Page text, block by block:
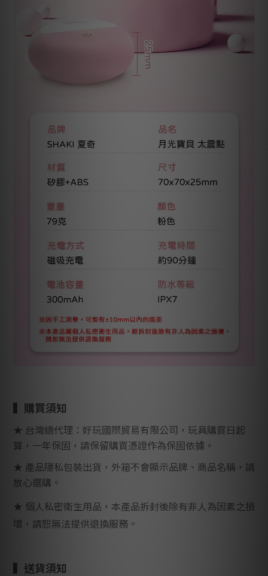
▍購買須知
★ 台灣總代理：好玩國際貿易有限公司，玩具購買日起
算，一年保固，請保留購買憑證作為保固依據。
★ 產品隱私包裝出貨，外箱不會顯示品牌、商品名稱，請
放心選購。
★ 個人私密衛生用品，本產品拆封後除有非人為因素之損
壞，請恕無法提供退換服務。
▍ 送貨須知